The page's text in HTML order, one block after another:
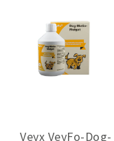
Veyx VeyFo-Dog-